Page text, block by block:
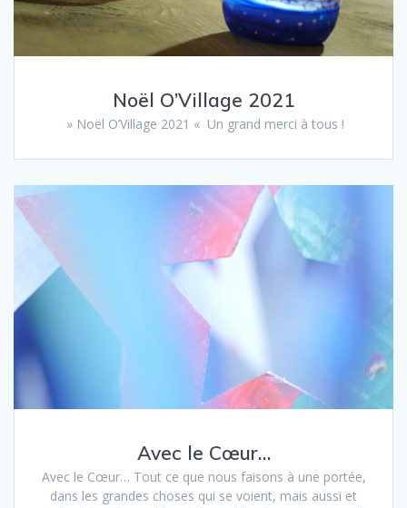
Noël O’Village 2021
» Noël O’Village 2021 « Un grand merci à tous !
Avec le Cœur…
Avec le Cœur… Tout ce que nous faisons à une portée,
dans les grandes choses qui se voient, mais aussi et